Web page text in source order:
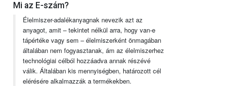
Mi az E-szám?
Élelmiszer-adalékanyagnak nevezik azt az
anyagot, amit – tekintet nélkül arra, hogy van-e
tápértéke vagy sem – élelmiszerként önmagában
általában nem fogyasztanak, ám az élelmiszerhez
technológiai célból hozzáadva annak részévé
válik. Általában kis mennyiségben, határozott cél
elérésére alkalmazzák a termékekben.